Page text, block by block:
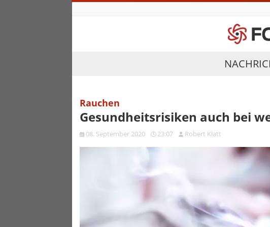
Rauchen
Gesundheitsrisiken auch bei
08. September 2020 23:07 Robert Klatt